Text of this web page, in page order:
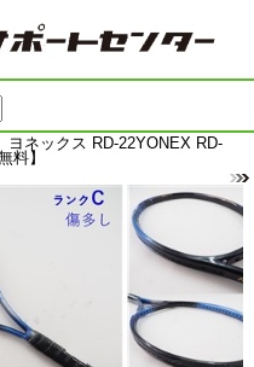
ヨネックス RD-22YONEX RD-
料】